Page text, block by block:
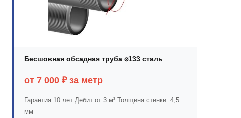
Бесшовная обсадная труба ⌀133 сталь
от 7 000 ₽ за метр
Гарантия 10 лет Дебит от 3 м³ Толщина стенки: 4,5
мм